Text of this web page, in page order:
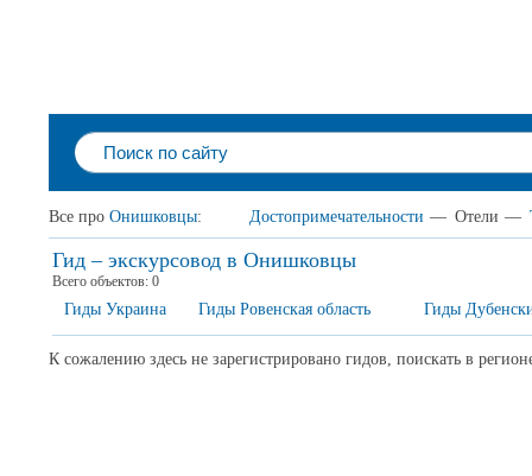
Все про Онишковцы: Достопримечательности — Отели —
Гид – экскурсовод в Онишковцы
Всего объектов: 0
Гиды Украина Гиды Ровенская область Гиды
К сожалению здесь не зарегистрировано гидов, поискать в